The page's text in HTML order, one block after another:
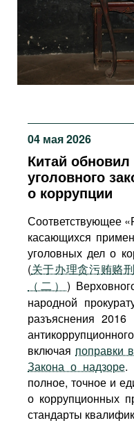
Литература
Сайты
Документы
организаций
Подкасты
Книжная полка
О проекте
04 мая 2026
Китай
уголовного
о коррупции
Соответствующее
касающихся
уголовных дел о
(关于办理贪污贿赂
（二）)
народной
разъяснения
включая поправки
Закона о надзоре.
полное, точное и
о коррупционных
стандарты